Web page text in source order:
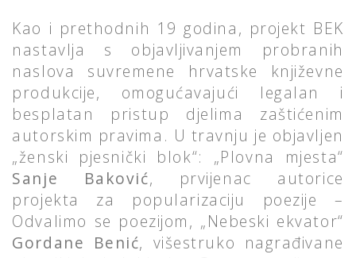
Kao i prethodnih 19 godina, projekt BEK
nastavlja s objavljivanjem probranih
naslova suvremene hrvatske književne
produkcije, omogućavajući legalan i
besplatan pristup djelima zaštićenim
autorskim pravima. U travnju je objavljen
„ženski pjesnički blok“: „Plovna mjesta“
Sanje Baković, prvijenac autorice
projekta za popularizaciju poezije –
Odvalimo se poezijom, „Nebeski ekvator“
Gordane Benić, višestruko nagrađivane